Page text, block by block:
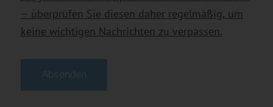
– überprüfen Sie diesen daher regelmäßig, um
keine wichtigen Nachrichten zu verpassen.